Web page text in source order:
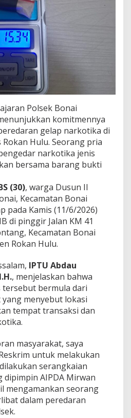
Polsek Bonai
komitmennya
gelap narkotika di
Hulu. Seorang pria
narkotika jenis
bersama barang bukti
(30), warga Dusun II
Kecamatan Bonai
pada Kamis (11/6/2026)
di pinggir Jalan KM 41
Kecamatan Bonai
Rokan Hulu.
IPTU Abdau
, menjelaskan bahwa
bermula dari
menyebut lokasi
tempat transaksi dan
masyarakat, saya
untuk melakukan
serangkaian
dipimpin AIPDA Mirwan
mengamankan seorang
dalam peredaran